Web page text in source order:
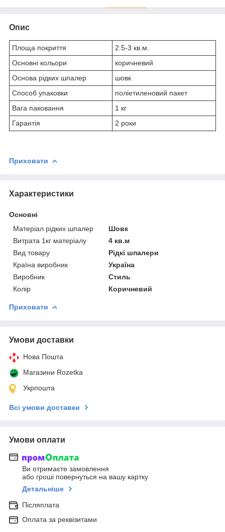
Опис
Площа покриття
2.5-3 кв.м.
Основні кольори
коричневий
Основа рідких шпалер
шовк
Способ упаковки
поліетиленовий пакет
Вага паковання
1 кг
Гарантія
2 роки
Приховати
Характеристики
Основні
Матеріал рідких шпалер
Шовк
Витрата 1кг матеріалу
4 кв.м
Вид товару
Рідкі шпалери
Країна виробник
Україна
Виробник
Стиль
Колір
Коричневий
Приховати
Умови доставки
Нова Пошта
Магазини Rozetka
Укрпошта
Всі умови доставки
Умови оплати
Ви отримаєте замовлення
або гроші повернуться на вашу картку
Детальніше
Післяплата
Оплата за реквізитами